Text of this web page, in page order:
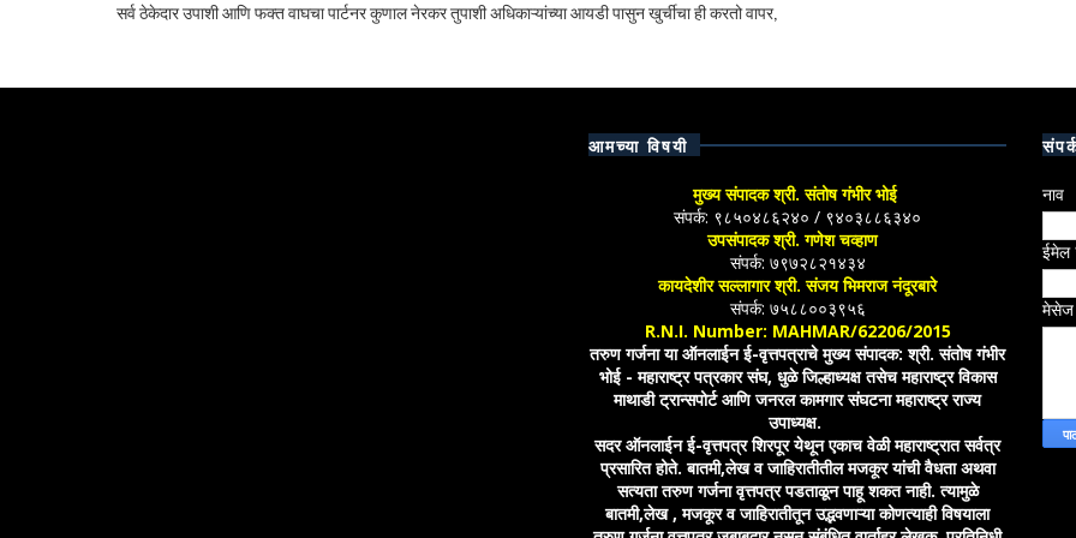
सर्व ठेकेदार उपाशी आणि फक्त वाघचा पार्टनर कुणाल नेरकर तुपाशी अधिकाऱ्यांच्या आयडी पासुन खुर्चीचा ही करतो वापर,
आमच्या विषयी
मुख्य संपादक श्री. संतोष गंभीर भोई
संपर्क: ९८५०४८६२४० / ९४०३८८६३४०
उपसंपादक श्री. गणेश चव्हाण
संपर्क: ७९७२८२१४३४
कायदेशीर सल्लागार श्री. संजय भिमराज नंदूरबारे
संपर्क: ७५८८००३९५६
R.N.I. Number: MAHMAR/62206/2015
तरुण गर्जना या ऑनलाईन ई-वृत्तपत्राचे मुख्य संपादक: श्री. संतोष गंभीर
भोई - महाराष्ट्र पत्रकार संघ, धुळे जिल्हाध्यक्ष तसेच महाराष्ट्र विकास
माथाडी ट्रान्सपोर्ट आणि जनरल कामगार संघटना महाराष्ट्र राज्य
उपाध्यक्ष.
सदर ऑनलाईन ई-वृत्तपत्र शिरपूर येथून एकाच वेळी महाराष्ट्रात सर्वत्र
प्रसारित होते. बातमी,लेख व जाहिरातीतील मजकूर यांची वैधता अथवा
सत्यता तरुण गर्जना वृत्तपत्र पडताळून पाहू शकत नाही. त्यामुळे
बातमी,लेख , मजकूर व जाहिरातीतून उद्भवणाऱ्या कोणत्याही विषयाला
नाव
ईमेल
मेसेज